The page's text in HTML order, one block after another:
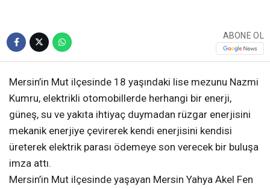
ABONE OL
Mersin’in Mut ilçesinde 18 yaşındaki lise mezunu Nazmi
Kumru, elektrikli otomobillerde herhangi bir enerji,
güneş, su ve yakıta ihtiyaç duymadan rüzgar enerjisini
mekanik enerjiye çevirerek kendi enerjisini kendisi
üreterek elektrik parası ödemeye son verecek bir buluşa
imza attı.
Mersin’in Mut ilçesinde yaşayan Mersin Yahya Akel Fen